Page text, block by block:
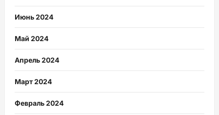
Июнь 2024
Май 2024
Апрель 2024
Март 2024
Февраль 2024